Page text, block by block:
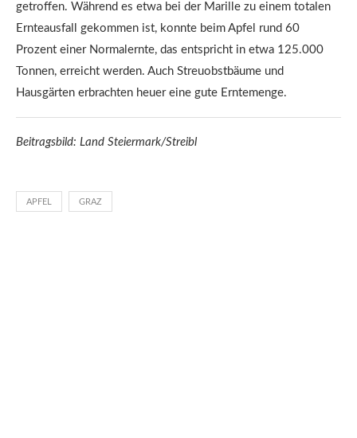
getroffen. Während es etwa bei der Marille zu einem totalen
Ernteausfall gekommen ist, konnte beim Apfel rund 60
Prozent einer Normalernte, das entspricht in etwa 125.000
Tonnen, erreicht werden. Auch Streuobstbäume und
Hausgärten erbrachten heuer eine gute Erntemenge.
Beitragsbild: Land Steiermark/Streibl
APFEL GRAZ